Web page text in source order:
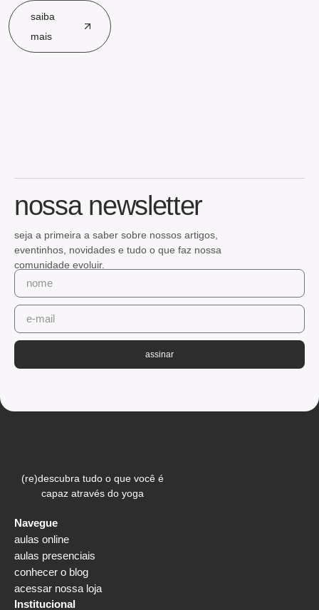
saiba
mais
nossa newsletter
seja a primeira a saber sobre nossos artigos,
eventinhos, novidades e tudo o que faz nossa
comunidade evoluir.
assinar
(re)descubra tudo o que você é
capaz através do yoga
Navegue
aulas online
aulas presenciais
conhecer o blog
acessar nossa loja
Institucional